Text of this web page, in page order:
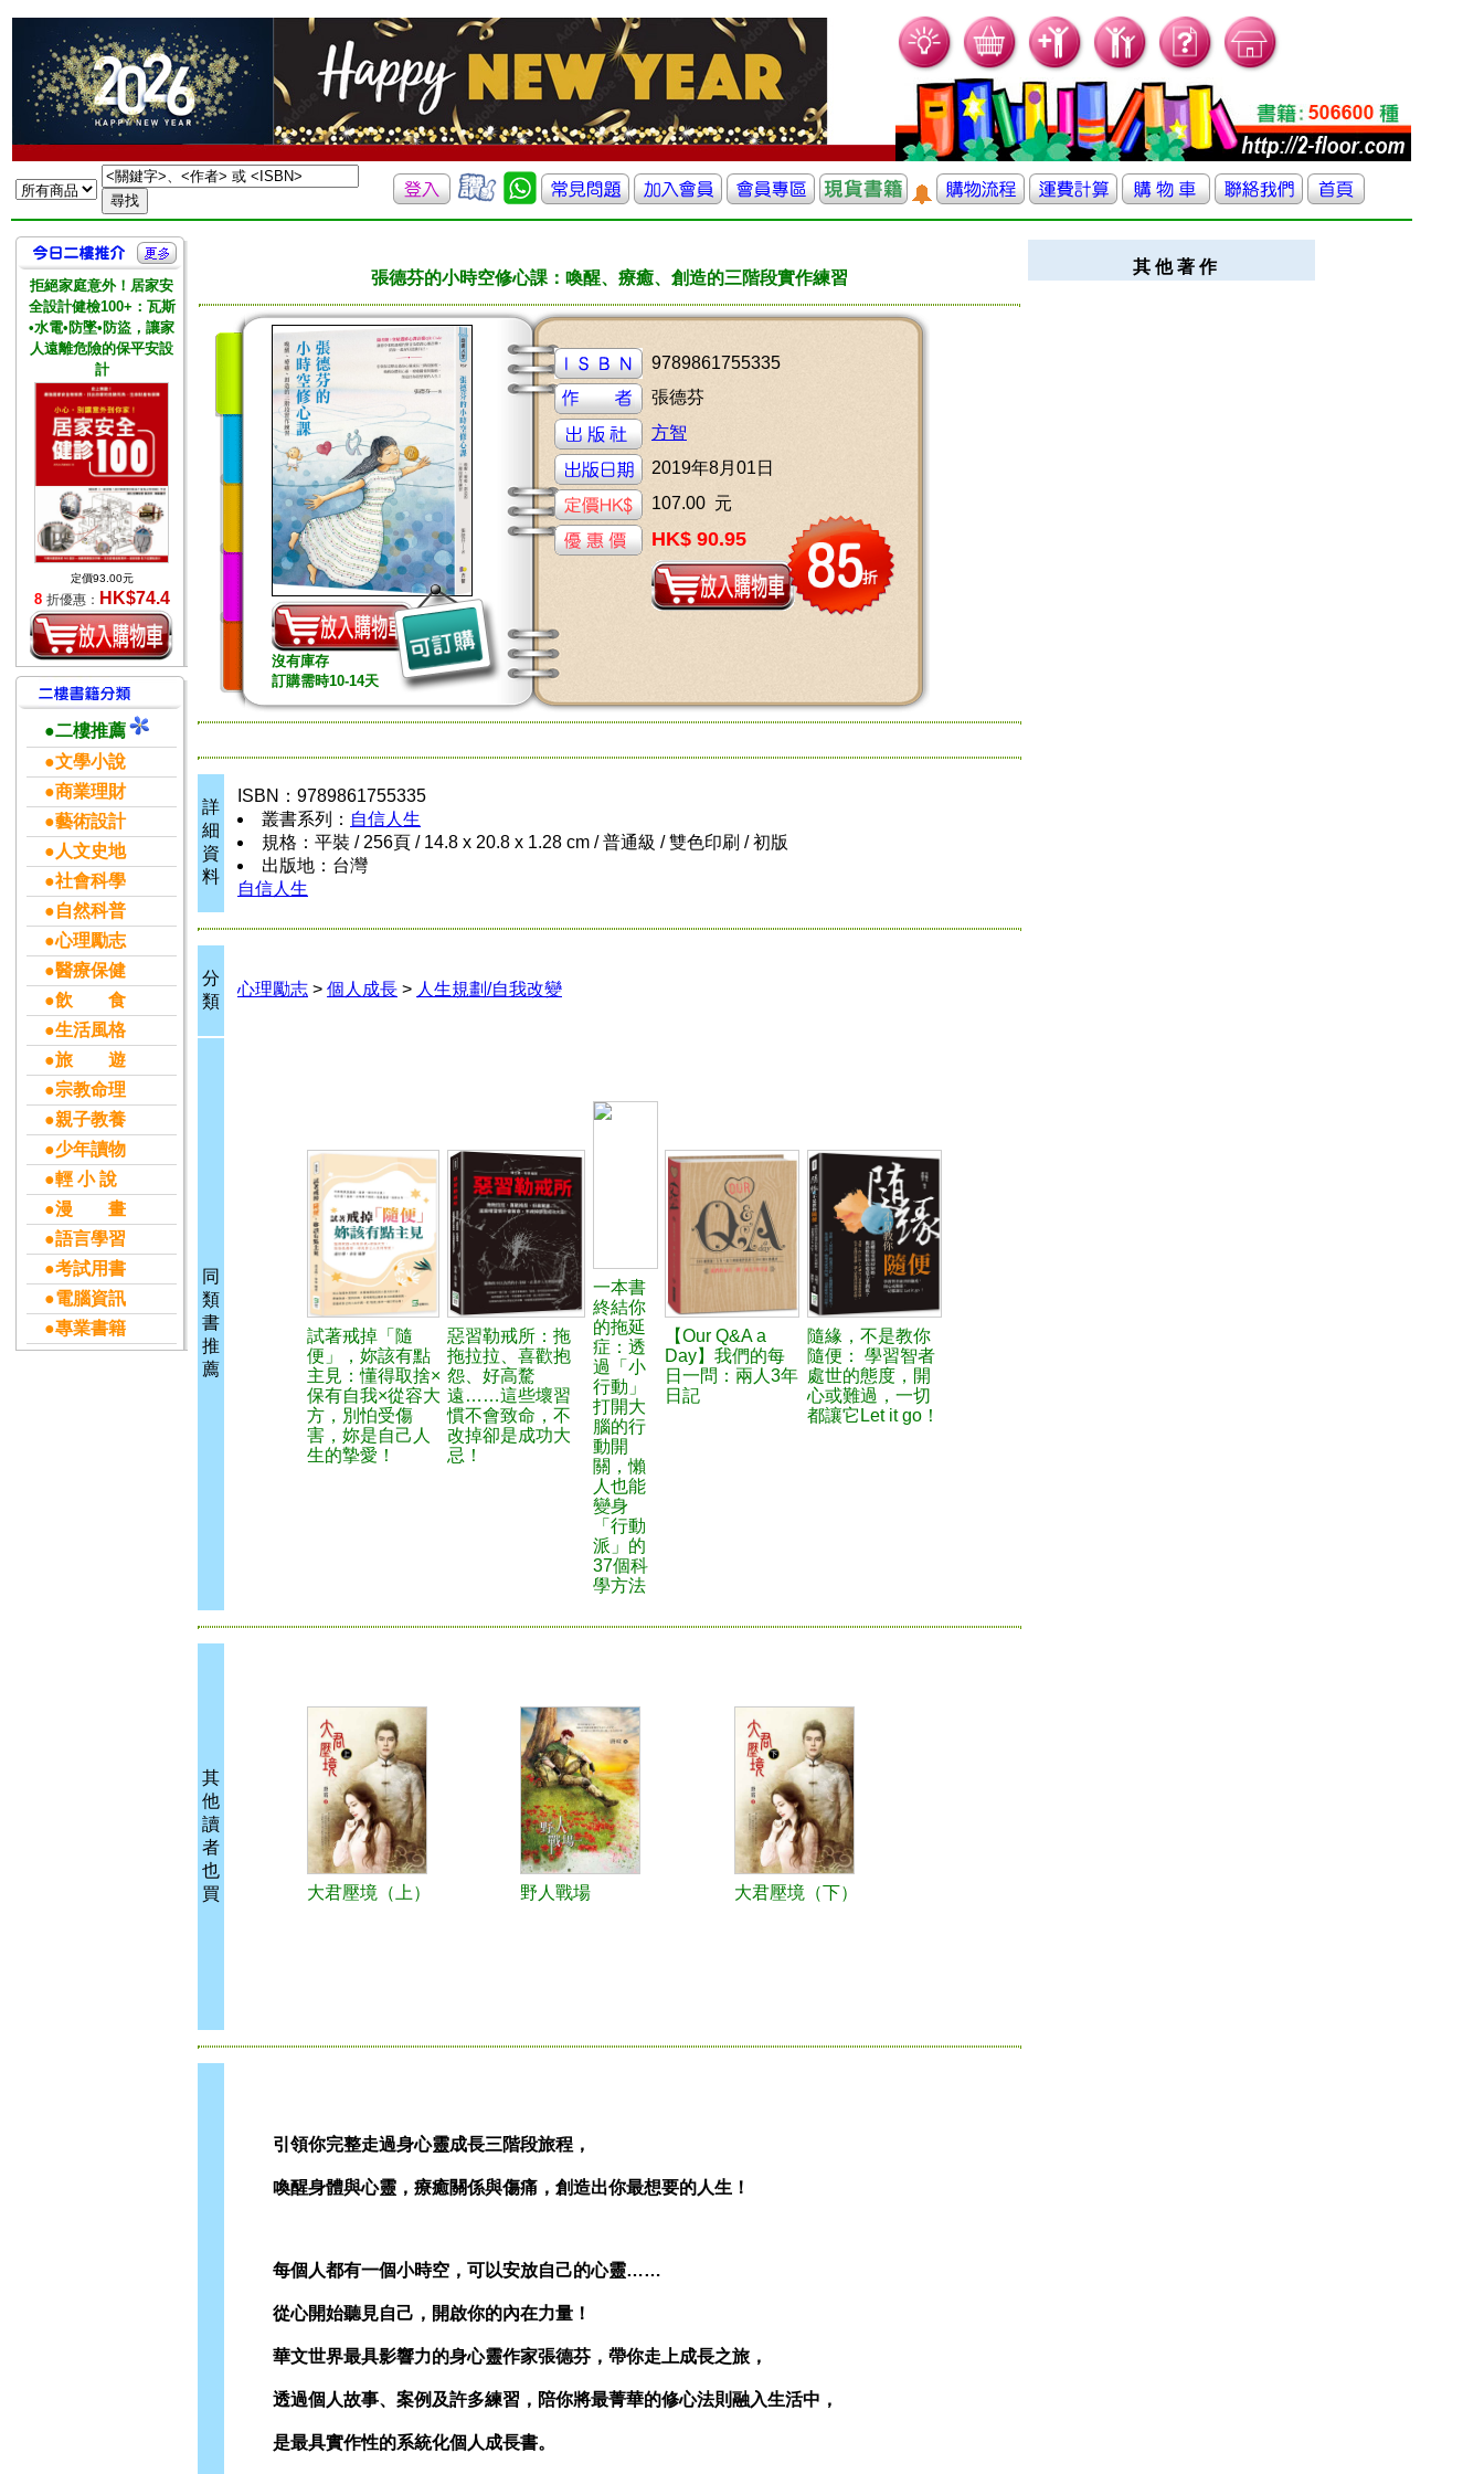
拒絕家庭意外！居家安
全設計健檢100+：瓦斯
•水電•防墜•防盜，讓家
人遠離危險的保平安設
計
定價93.00元
8 折優惠： HK$74.4
●二樓推薦
●文學小說
●商業理財
●藝術設計
●人文史地
●社會科學
●自然科普
●心理勵志
●醫療保健
●飲 食
●生活風格
●旅 遊
●宗教命理
●親子教養
●少年讀物
●輕 小 說
●漫 畫
●語言學習
●考試用書
●電腦資訊
●專業書籍
張德芬的小時空修心課：喚醒、療癒、創造的三階段實作練習
沒有庫存
訂購需時10-14天
9789861755335
張德芬
方智
2019年8月01日
107.00 元
HK$ 90.95
詳
細
資
料
ISBN：9789861755335
叢書系列： 自信人生
規格：平裝 / 256頁 / 14.8 x 20.8 x 1.28 cm / 普通級 / 雙色印刷 / 初版
出版地：台灣
自信人生
分
類
心理勵志 > 個人成長 > 人生規劃/自我改變
同
類
書
推
薦
試著戒掉「隨
便」，妳該有點
主見：懂得取捨×
保有自我×從容大
方，別怕受傷
害，妳是自己人
生的摯愛！
惡習勒戒所：拖
拖拉拉、喜歡抱
怨、好高騖
遠……這些壞習
慣不會致命，不
改掉卻是成功大
忌！
一本書
終結你
的拖延
症：透
過「小
行動」
打開大
腦的行
動開
關，懶
人也能
變身
「行動
派」的
37個科
學方法
【Our Q&A a
Day】我們的每
日一問：兩人3年
日記
隨緣，不是教你
隨便： 學習智者
處世的態度，開
心或難過，一切
都讓它Let it go！
其
他
讀
者
也
買
大君壓境（上） 野人戰場 大君壓境（下）
引領你完整走過身心靈成長三階段旅程，
喚醒身體與心靈，療癒關係與傷痛，創造出你最想要的人生！
每個人都有一個小時空，可以安放自己的心靈……
從心開始聽見自己，開啟你的內在力量！
華文世界最具影響力的身心靈作家張德芬，帶你走上成長之旅，
透過個人故事、案例及許多練習，陪你將最菁華的修心法則融入生活中，
是最具實作性的系統化個人成長書。
其 他 著 作